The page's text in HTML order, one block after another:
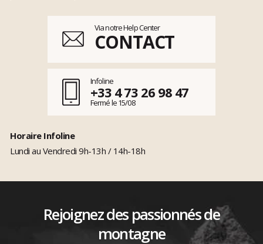
Via notre Help Center
CONTACT
Infoline
+33 4 73 26 98 47
Fermé le 15/08
Horaire Infoline
Lundi au Vendredi 9h-13h / 14h-18h
Rejoignez des passionnés de
montagne